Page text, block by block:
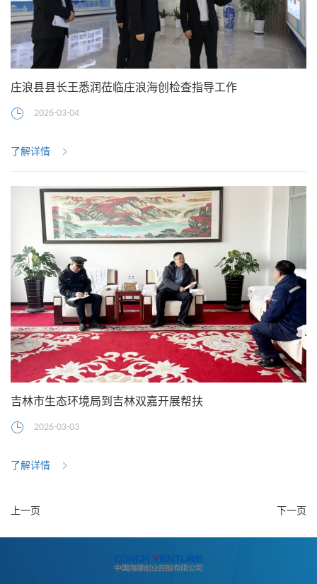
庄浪县县长王悉润莅临庄浪海创检查指导工作
2026-03-04
了解详情
吉林市生态环境局到吉林双嘉开展帮扶
2026-03-03
了解详情
上一页 下一页